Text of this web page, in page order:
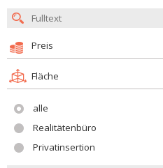
Preis
Fläche
alle
Realitätenbüro
Privatinsertion